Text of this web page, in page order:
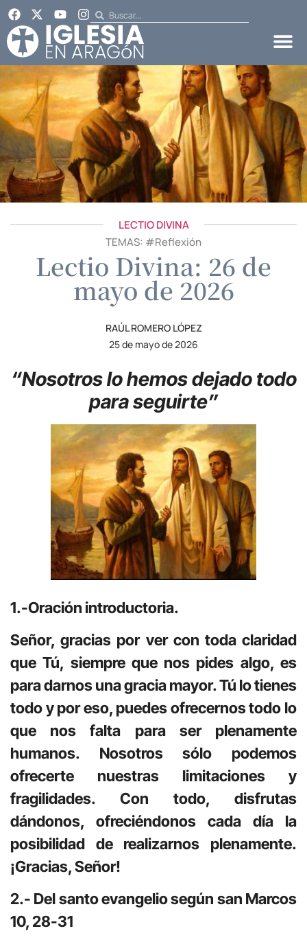
LECTIO DIVINA
TEMAS: #Reflexión
Lectio Divina: 26 de
mayo de 2026
RAÚL ROMERO LÓPEZ
25 de mayo de 2026
“Nosotros lo hemos dejado todo
para seguirte”
1.-Oración introductoria.
Señor, gracias por ver con toda claridad
que Tú, siempre que nos pides algo, es
para darnos una gracia mayor. Tú lo tienes
todo y por eso, puedes ofrecernos todo lo
que nos falta para ser plenamente
humanos. Nosotros sólo podemos
ofrecerte nuestras limitaciones y
fragilidades. Con todo, disfrutas
dándonos, ofreciéndonos cada día la
posibilidad de realizarnos plenamente.
¡Gracias, Señor!
2.- Del santo evangelio según san Marcos
10, 28-31